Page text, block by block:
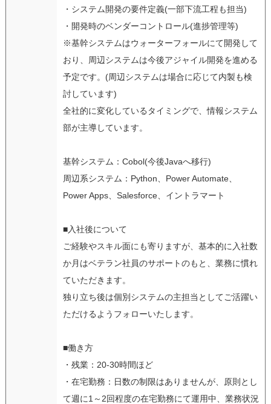
・システム開発の要件定義(一部下流工程も担当)
・開発時のベンダーコントロール(進捗管理等)
※基幹システムはウォーターフォールにて開発して
おり、周辺システムは今後アジャイル開発を進める
予定です。(周辺システムは場合に応じて内製も検
討しています)
全社的に変化しているタイミングで、情報システム
部が主導しています。
基幹システム：Cobol(今後Javaへ移行)
周辺系システム：Python、Power Automate、
Power Apps、Salesforce、イントラマート
■入社後について
ご経験やスキル面にも寄りますが、基本的に入社数
か月はベテラン社員のサポートのもと、業務に慣れ
ていただきます。
独り立ち後は個別システムの主担当としてご活躍い
ただけるようフォローいたします。
■働き方
・残業：20-30時間ほど
・在宅勤務：日数の制限はありませんが、原則とし
て週に1～2回程度の在宅勤務にて運用中、業務状況